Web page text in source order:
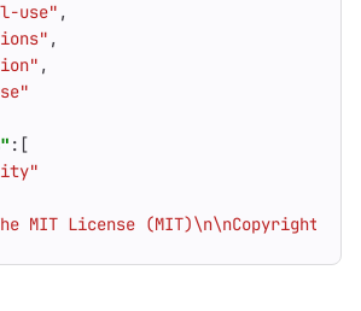
use" ,
,
,
:[
MIT License (MIT)\n\nCopyright